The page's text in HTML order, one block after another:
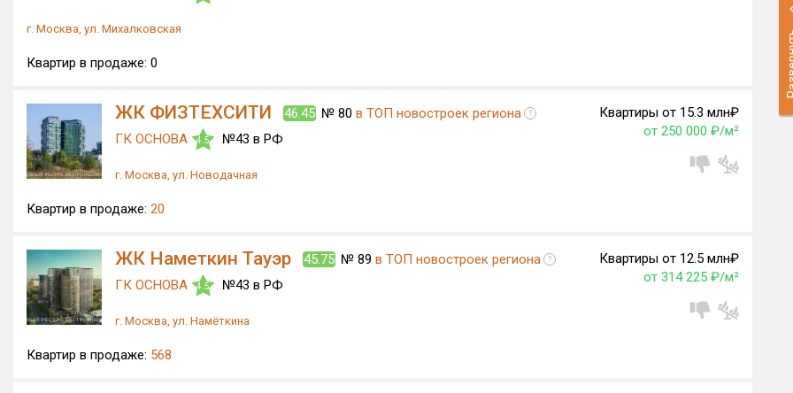
г. Москва, ул. Михалковская
Квартир в продаже: 0
ЖК ФИЗТЕХСИТИ 46.45 № 80 в ТОП новостроек региона ?
ГК ОСНОВА 4.5 №43 в РФ
г. Москва, ул. Новодачная
Квартир в продаже: 20
Квартиры от 15.3 млн₽
от 250 000 ₽/м²
ЖК Наметкин Тауэр 45.75 № 89 в ТОП новостроек региона ?
ГК ОСНОВА 4.5 №43 в РФ
г. Москва, ул. Намёткина
Квартир в продаже: 568
Квартиры от 12.5 млн₽
от 314 225 ₽/м²